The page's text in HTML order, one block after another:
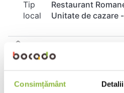
Consimțământ Detalii
Tip
local
Restaurant
Unitate de cazare
Cuptor
Asezati demibaghetele